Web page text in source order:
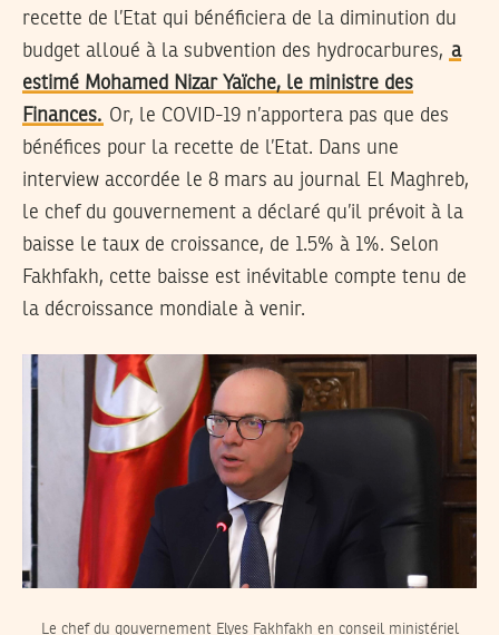
recette de l’Etat qui bénéficiera de la diminution du
budget alloué à la subvention des hydrocarbures, a
estimé Mohamed Nizar Yaïche, le ministre des
Finances. Or, le COVID-19 n’apportera pas que des
bénéfices pour la recette de l’Etat. Dans une
interview accordée le 8 mars au journal El Maghreb,
le chef du gouvernement a déclaré qu’il prévoit à la
baisse le taux de croissance, de 1.5% à 1%. Selon
Fakhfakh, cette baisse est inévitable compte tenu de
la décroissance mondiale à venir.
Le chef du gouvernement Elyes Fakhfakh en conseil ministériel